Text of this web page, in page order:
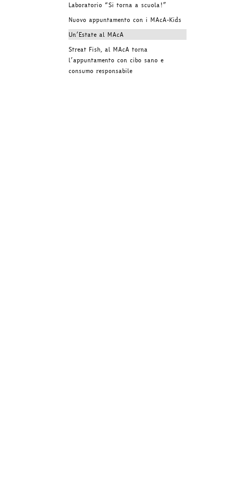
Laboratorio “Si torna a scuola!”
Nuovo appuntamento con i MAcA-Kids
Un’Estate al MAcA
Streat Fish, al MAcA torna
l’appuntamento con cibo sano e
consumo responsabile